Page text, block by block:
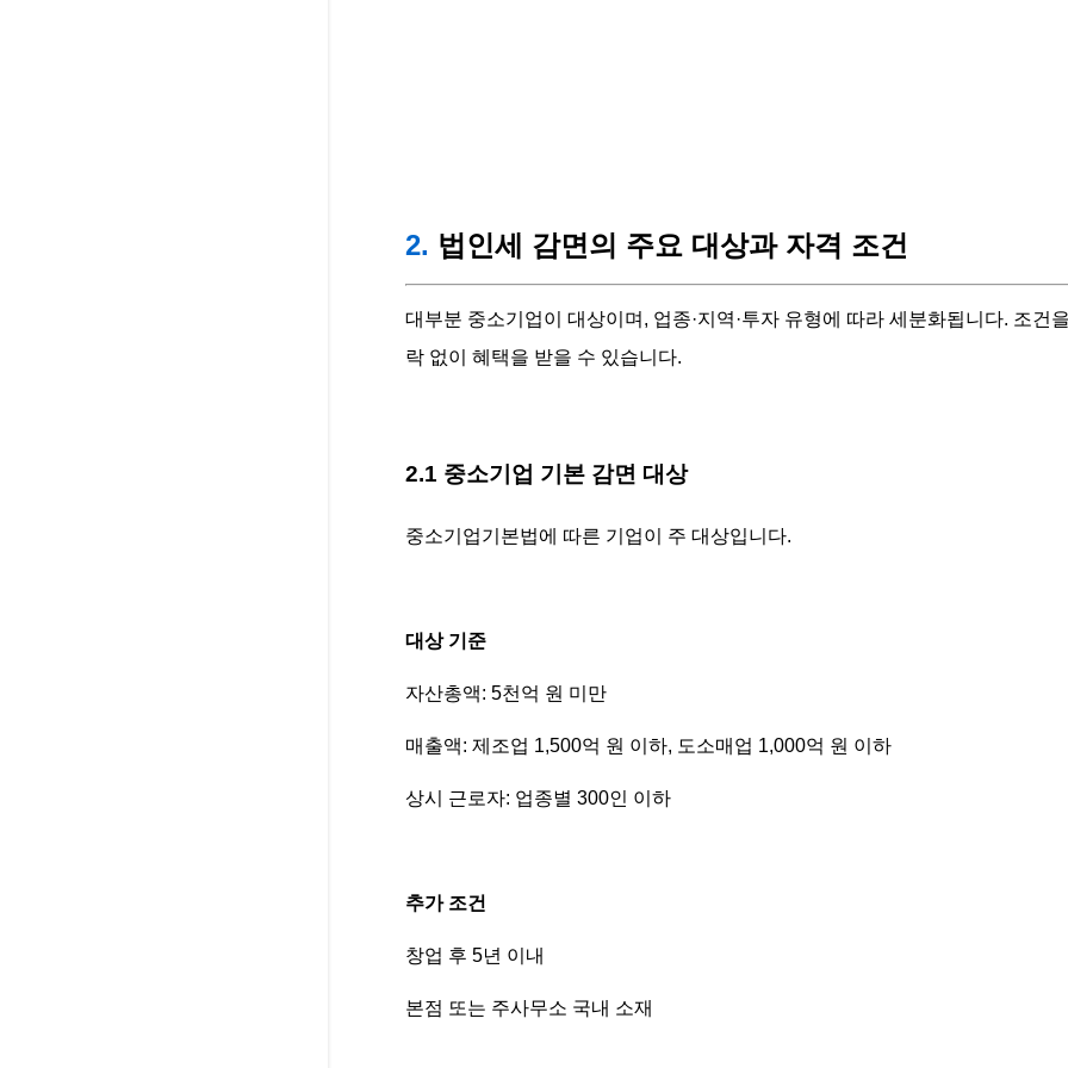
2. 법인세 감면의 주요 대상과 자격 조건
대부분 중소기업이 대상이며, 업종·지역·투자 유형에 따라 세분화됩니다. 조건
락 없이 혜택을 받을 수 있습니다.
2.1 중소기업 기본 감면 대상
중소기업기본법에 따른 기업이 주 대상입니다.
대상 기준
자산총액: 5천억 원 미만
매출액: 제조업 1,500억 원 이하, 도소매업 1,000억 원 이하
상시 근로자: 업종별 300인 이하
추가 조건
창업 후 5년 이내
본점 또는 주사무소 국내 소재